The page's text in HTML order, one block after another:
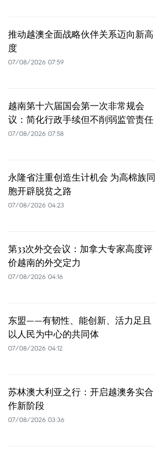
推动越澳全面战略伙伴关系迈向新高
度
07/08/2026 07:59
越南第十六届国会第一次非常规会
议：简化行政手续但不削弱监管责任
07/08/2026 07:58
永隆省注重创造生计机会 为高棉族同
胞开辟脱贫之路
07/08/2026 04:23
第33次外交会议：加拿大专家高度评
价越南的外交定力
07/08/2026 04:16
东盟——有韧性、能创新、活力足且
以人民为中心的共同体
07/08/2026 04:12
苏林澳大利亚之行：开启越澳务实合
作新阶段
07/08/2026 03:36